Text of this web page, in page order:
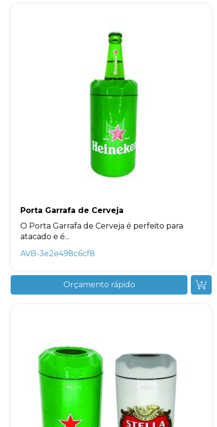
Porta Garrafa de Cerveja
O Porta Garrafa de Cerveja é perfeito para
atacado e é...
AVB-3e2e498c6cf8
Orçamento rápido